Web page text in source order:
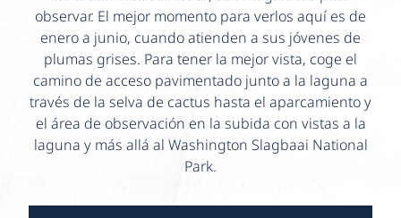
observar. El mejor momento para verlos aquí es de
enero a junio, cuando atienden a sus jóvenes de
plumas grises. Para tener la mejor vista, coge el
camino de acceso pavimentado junto a la laguna a
través de la selva de cactus hasta el aparcamiento y
el área de observación en la subida con vistas a la
laguna y más allá al Washington Slagbaai National
Park.